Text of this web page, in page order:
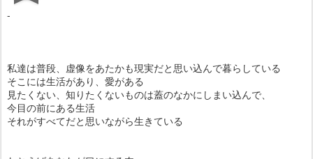
-
私達は普段、虚像をあたかも現実だと思い込んで暮らしている
そこには生活があり、愛がある
見たくない、知りたくないものは蓋のなかにしまい込んで、
今目の前にある生活
それがすべてだと思いながら生きている